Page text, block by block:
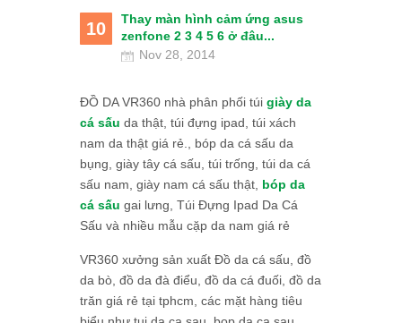
10
Thay màn hình cảm ứng asus
zenfone 2 3 4 5 6 ở đâu...
Nov 28, 2014
ĐỒ DA VR360 nhà phân phối túi giày da
cá sấu da thật, túi đựng ipad, túi xách
nam da thật giá rẻ., bóp da cá sấu da
bụng, giày tây cá sấu, túi trống, túi da cá
sấu nam, giày nam cá sấu thật, bóp da
cá sấu gai lưng, Túi Đựng Ipad Da Cá
Sấu và nhiều mẫu cặp da nam giá rẻ
VR360 xưởng sản xuất Đồ da cá sấu, đồ
da bò, đồ da đà điểu, đồ da cá đuối, đồ da
trăn giá rẻ tại tphcm, các mặt hàng tiêu